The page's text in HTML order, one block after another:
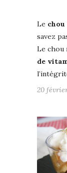
Le
savez
Le chou
de
20